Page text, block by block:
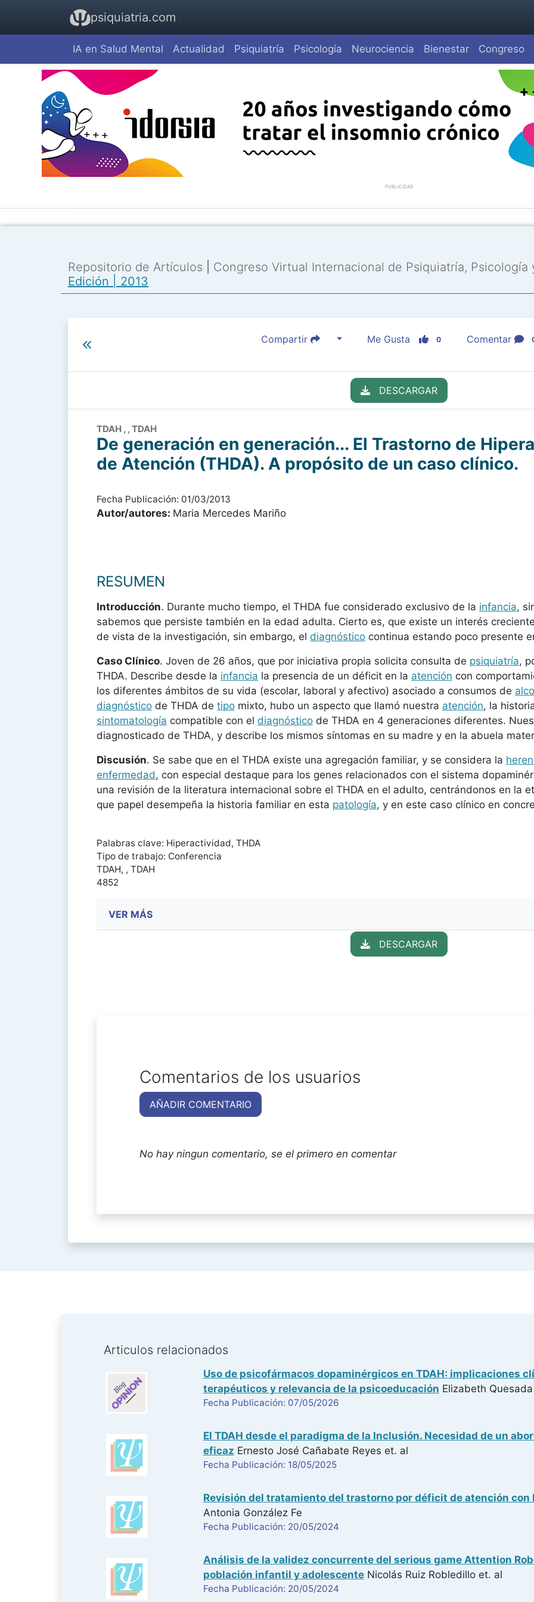
psiquiatria.com
IA en Salud Mental Actualidad Psiquiatría Psicología Neurociencia Bienestar Congreso
PUBLICIDAD
Repositorio de Artículos
Congreso Virtual Internacional de Psiquiatría,
Edición | 2013
Compartir Me Gusta 0 Comentar
DESCARGAR
TDAH , , TDAH
De generación en generación... El Trastorno de
de Atención (THDA). A propósito de un caso clínico.
Fecha Publicación: 01/03/2013
Autor/autores: Maria Mercedes Mariño
RESUMEN
Introducción. Durante mucho tiempo, el THDA fue considerado exclusivo de la infancia,
sabemos que persiste también en la edad adulta. Cierto es, que existe un interés
de vista de la investigación, sin embargo, el diagnóstico continua estando poco presente
Caso Clínico. Joven de 26 años, que por iniciativa propia solicita consulta de psiquiatría,
THDA. Describe desde la infancia la presencia de un déficit en la atención con
los diferentes ámbitos de su vida (escolar, laboral y afectivo) asociado a consumos de
diagnóstico de THDA de tipo mixto, hubo un aspecto que llamó nuestra atención, la
sintomatología compatible con el diagnóstico de THDA en 4 generaciones diferentes.
diagnosticado de THDA, y describe los mismos síntomas en su madre y en la abuela
Discusión. Se sabe que en el THDA existe una agregación familiar, y se considera la
enfermedad, con especial destaque para los genes relacionados con el sistema
una revisión de la literatura internacional sobre el THDA en el adulto, centrándonos en la
que papel desempeña la historia familiar en esta patología, y en este caso clínico en
Palabras clave: Hiperactividad, THDA
Tipo de trabajo: Conferencia
TDAH, , TDAH
4852
VER MÁS
DESCARGAR
Comentarios de los usuarios
AÑADIR COMENTARIO
No hay ningun comentario, se el primero en comentar
Articulos relacionados
Uso de psicofármacos dopaminérgicos en TDAH: implicaciones
terapéuticos y relevancia de la psicoeducación Elizabeth
Fecha Publicación: 07/05/2026
El TDAH desde el paradigma de la Inclusión. Necesidad de un
eficaz Ernesto José Cañabate Reyes et. al
Fecha Publicación: 18/05/2025
Revisión del tratamiento del trastorno por déficit de atención
Antonia González Fe
Fecha Publicación: 20/05/2024
Análisis de la validez concurrente del serious game Attention
población infantil y adolescenteNicolás Ruiz Robledilloet. al
Fecha Publicación: 20/05/2024